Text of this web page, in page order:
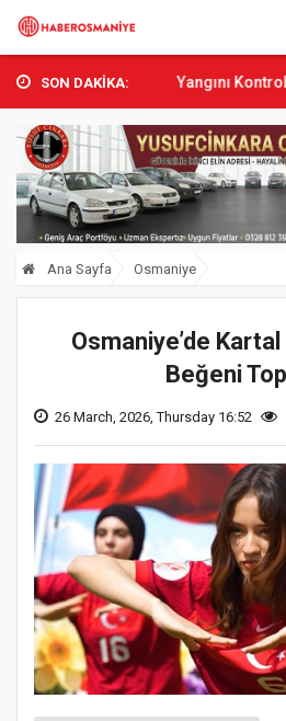
SON DAKİKA:
Orman Yangını Kontrol Altına
Ana Sayfa Osmaniye
Osmaniye’de Kartal
Beğeni
26 March, 2026, Thursday 16:52